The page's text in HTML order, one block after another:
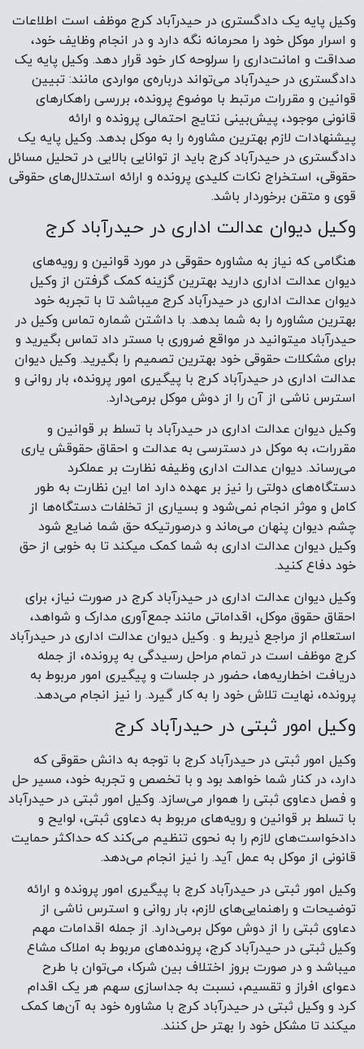
وکیل پایه یک دادگستری در حیدرآباد کرج موظف است اطلاعات
و اسرار موکل خود را محرمانه نگه دارد و در انجام وظایف خود،
صداقت و امانت‌داری را سرلوحه کار خود قرار دهد. وکیل پایه یک
دادگستری در حیدرآباد می‌تواند درباره‌ی مواردی مانند: تبیین
قوانین و مقررات مرتبط با موضوع پرونده، بررسی راهکارهای
قانونی موجود، پیش‌بینی نتایج احتمالی پرونده و ارائه
پیشنهادات لازم بهترین مشاوره را به موکل بدهد. وکیل پایه یک
دادگستری در حیدرآباد کرج باید از توانایی بالایی در تحلیل مسائل
حقوقی، استخراج نکات کلیدی پرونده و ارائه استدلال‌های حقوقی
قوی و متقن برخوردار باشد.
وکیل دیوان عدالت اداری در حیدرآباد کرج
هنگامی که نیاز به مشاوره حقوقی در مورد قوانین و رویه‌های
دیوان عدالت اداری دارید بهترین گزینه کمک گرفتن از وکیل
دیوان عدالت اداری در حیدرآباد کرج میباشد تا با تجربه خود
بهترین مشاوره را به شما بدهد. با داشتن شماره تماس وکیل در
حیدرآباد میتوانید در مواقع ضروری با مستر داد تماس بگیرید و
برای مشکلات حقوقی خود بهترین تصمیم را بگیرید. وکیل دیوان
عدالت اداری در حیدرآباد کرج با پیگیری امور پرونده، بار روانی و
استرس ناشی از آن را از دوش موکل برمی‌دارد.
وکیل دیوان عدالت اداری در حیدرآباد با تسلط بر قوانین و
مقررات، به موکل در دسترسی به عدالت و احقاق حقوقش یاری
می‌رساند. دیوان عدالت اداری وظیفه نظارت بر عملکرد
دستگاه‌های دولتی را نیز بر عهده دارد اما این نظارت به طور
کامل و موثر انجام نمی‌شود و بسیاری از تخلفات دستگاه‌ها از
چشم دیوان پنهان می‌ماند و درصورتیکه حق شما ضایع شود
وکیل دیوان عدالت اداری به شما کمک میکند تا به خوبی از حق
خود دفاع کنید.
وکیل دیوان عدالت اداری در حیدرآباد کرج در صورت نیاز، برای
احقاق حقوق موکل، اقداماتی مانند جمع‌آوری مدارک و شواهد،
استعلام از مراجع ذیربط و . وکیل دیوان عدالت اداری در حیدرآباد
کرج موظف است در تمام مراحل رسیدگی به پرونده، از جمله
دریافت اخطاریه‌ها، حضور در جلسات و پیگیری امور مربوط به
پرونده، نهایت تلاش خود را به کار گیرد. را نیز انجام می‌دهد.
وکیل امور ثبتی در حیدرآباد کرج
وکیل امور ثبتی در حیدرآباد کرج با توجه به دانش حقوقی که
دارد، در کنار شما خواهد بود و با تخصص و تجربه خود، مسیر حل
و فصل دعاوی ثبتی را هموار می‌سازد. وکیل امور ثبتی در حیدرآباد
با تسلط بر قوانین و رویه‌های مربوط به دعاوی ثبتی، لوایح و
دادخواست‌های لازم را به نحوی تنظیم می‌کند که حداکثر حمایت
قانونی از موکل به عمل آید. را نیز انجام می‌دهد.
وکیل امور ثبتی در حیدرآباد کرج با پیگیری امور پرونده و ارائه
توضیحات و راهنمایی‌های لازم، بار روانی و استرس ناشی از
دعاوی ثبتی را از دوش موکل برمی‌دارد. از جمله اقدامات مهم
وکیل ثبتی در حیدرآباد کرج، پرونده‌های مربوط به املاک مشاع
میباشد و در صورت بروز اختلاف بین شرکا، می‌توان با طرح
دعوای افراز و تقسیم، نسبت به جداسازی سهم هر یک اقدام
کرد و وکیل ثبتی در حیدرآباد کرج با مشاوره خود به آن‌ها کمک
میکند تا مشکل خود را بهتر حل کنند.